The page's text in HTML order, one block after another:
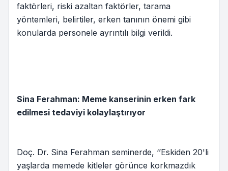
faktörleri, riski azaltan faktörler, tarama
yöntemleri, belirtiler, erken tanının önemi gibi
konularda personele ayrıntılı bilgi verildi.
Sina Ferahman: Meme kanserinin erken fark
edilmesi tedaviyi kolaylaştırıyor
Doç. Dr. Sina Ferahman seminerde, ‘’Eskiden 20'li
yaşlarda memede kitleler görünce korkmazdık